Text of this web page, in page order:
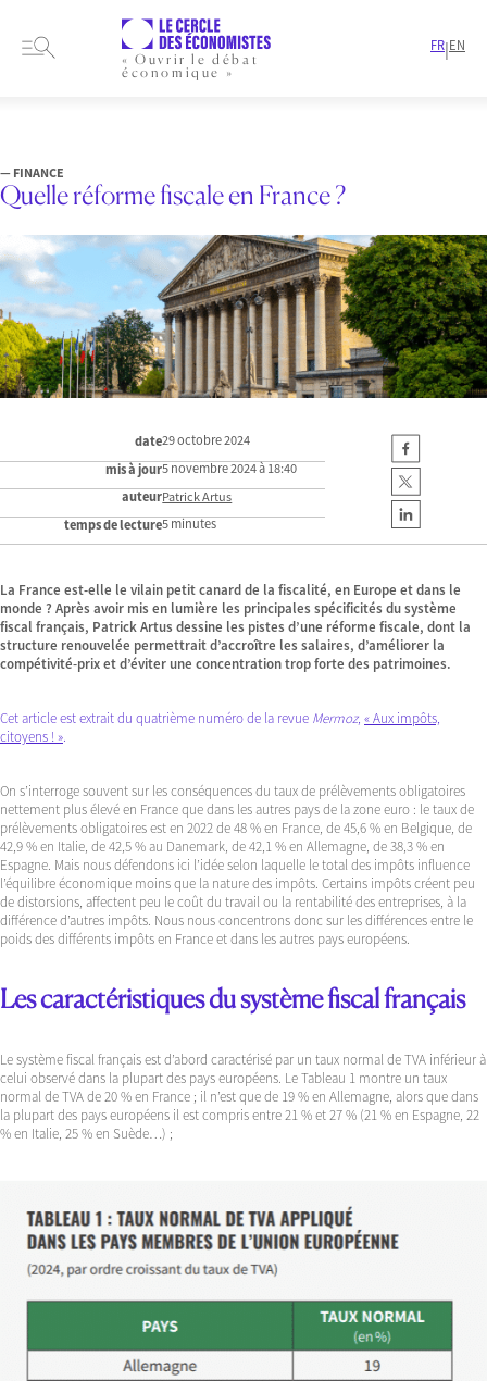
« Ouvrir le débat
économique »
FR|EN
— FINANCE
Quelle réforme fiscale en France ?
date29 octobre 2024
mis à jour5 novembre 2024 à 18:40
auteurPatrick Artus
temps de lecture5 minutes
La France est-elle le vilain petit canard de la fiscalité, en Europe et dans le
monde ? Après avoir mis en lumière les principales spécificités du système
fiscal français, Patrick Artus dessine les pistes d’une réforme fiscale, dont la
structure renouvelée permettrait d’accroître les salaires, d’améliorer la
compétivité-prix et d’éviter une concentration trop forte des patrimoines.
Cet article est extrait du quatrième numéro de la revue Mermoz, « Aux impôts,
citoyens ! ».
On s’interroge souvent sur les conséquences du taux de prélèvements obligatoires
nettement plus élevé en France que dans les autres pays de la zone euro : le taux de
prélèvements obligatoires est en 2022 de 48 % en France, de 45,6 % en Belgique, de
42,9 % en Italie, de 42,5 % au Danemark, de 42,1 % en Allemagne, de 38,3 % en
Espagne. Mais nous défendons ici l’idée selon laquelle le total des impôts influence
l’équilibre économique moins que la nature des impôts. Certains impôts créent peu
de distorsions, affectent peu le coût du travail ou la rentabilité des entreprises, à la
différence d’autres impôts. Nous nous concentrons donc sur les différences entre le
poids des différents impôts en France et dans les autres pays européens.
Les caractéristiques du système fiscal français
Le système fiscal français est d’abord caractérisé par un taux normal de TVA inférieur à
celui observé dans la plupart des pays européens. Le Tableau 1 montre un taux
normal de TVA de 20 % en France ; il n’est que de 19 % en Allemagne, alors que dans
la plupart des pays européens il est compris entre 21 % et 27 % (21 % en Espagne, 22
% en Italie, 25 % en Suède…) ;